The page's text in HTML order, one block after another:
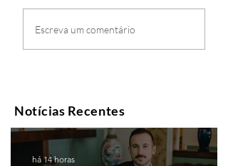
Escreva um comentário
Notícias Recentes
há 14 horas